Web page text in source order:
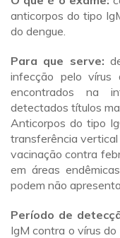
anticorpos do tipo
do dengue.
Para que serve:
infecção pelo
encontrados na
detectados títulos
Anticorpos do tipo
transferência
vacinação contra
em áreas
podem não
Período de
IgM contra o vírus